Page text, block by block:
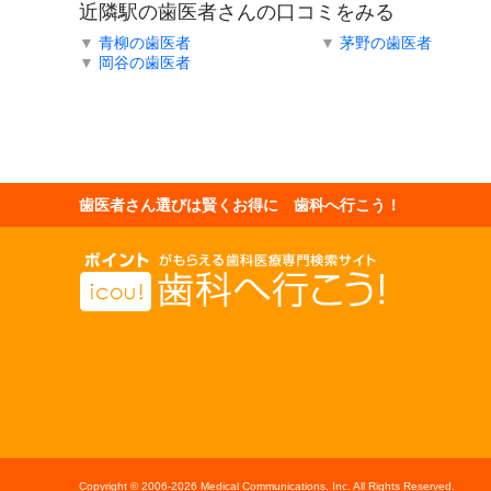
近隣駅の歯医者さんの口コミをみる
▼ 青柳の歯医者 ▼ 茅野の歯医者
▼ 岡谷の歯医者
歯医者さん選びは賢くお得に 歯科へ行こう！
Copyright © 2006-2026 Medical Communications, Inc. All Rights Reserved.